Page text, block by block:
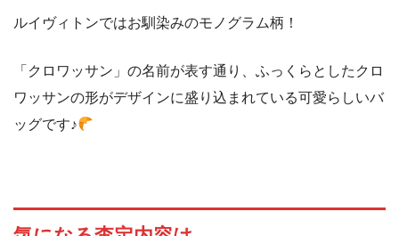
ルイヴィトンではお馴染みのモノグラム柄！
「クロワッサン」の名前が表す通り、ふっくらとしたクロ
ワッサンの形がデザインに盛り込まれている可愛らしいバ
ッグです♪